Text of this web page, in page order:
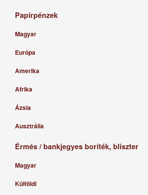
Papírpénzek
Magyar
Európa
Amerika
Afrika
Ázsia
Ausztrália
Érmés / bankjegyes boríték, bliszter
Magyar
Külföldi